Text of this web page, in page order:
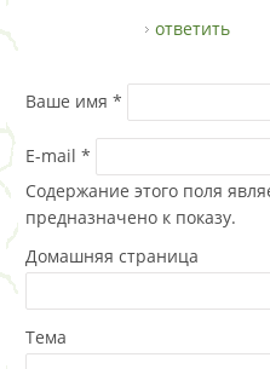
ответить
Ваше имя *
E-mail *
Содержание этого поля
предназначено к показу.
Домашняя страница
Тема